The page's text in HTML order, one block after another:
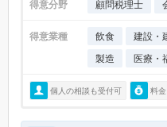
得意分野 顧問税理士
得意業種 飲食 建設・
製造
医療・
個人の相談も受付可 料